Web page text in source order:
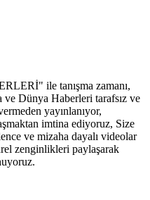
ile tanışma zamanı,
ve Dünya Haberleri tarafsız ve
yayınlanıyor,
imtina ediyoruz, Size
ve mizaha dayalı videolar
zenginlikleri paylaşarak